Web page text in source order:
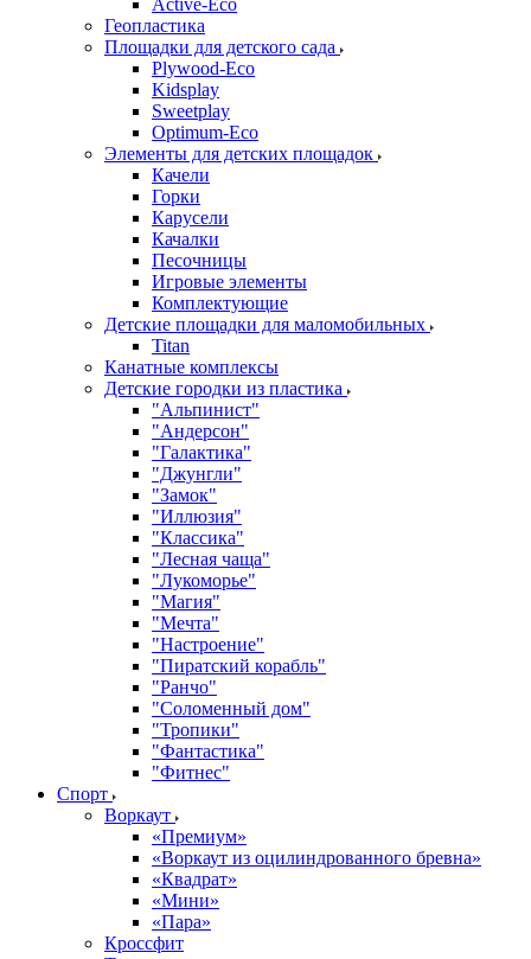
Active-Eco
Геопластика
Площадки для детского сада
Plywood-Eco
Kidsplay
Sweetplay
Оptimum-Еco
Элементы для детских площадок
Качели
Горки
Карусели
Качалки
Песочницы
Игровые элементы
Комплектующие
Детские площадки для маломобильных
Titan
Канатные комплексы
Детские городки из пластика
"Альпинист"
"Андерсон"
"Галактика"
"Джунгли"
"Замок"
"Иллюзия"
"Классика"
"Лесная чаща"
"Лукоморье"
"Магия"
"Мечта"
"Настроение"
"Пиратский корабль"
"Ранчо"
"Соломенный дом"
"Тропики"
"Фантастика"
"Фитнес"
Спорт
Воркаут
«Премиум»
«Воркаут из оцилиндрованного бревна»
«Квадрат»
«Мини»
«Пара»
Кроссфит